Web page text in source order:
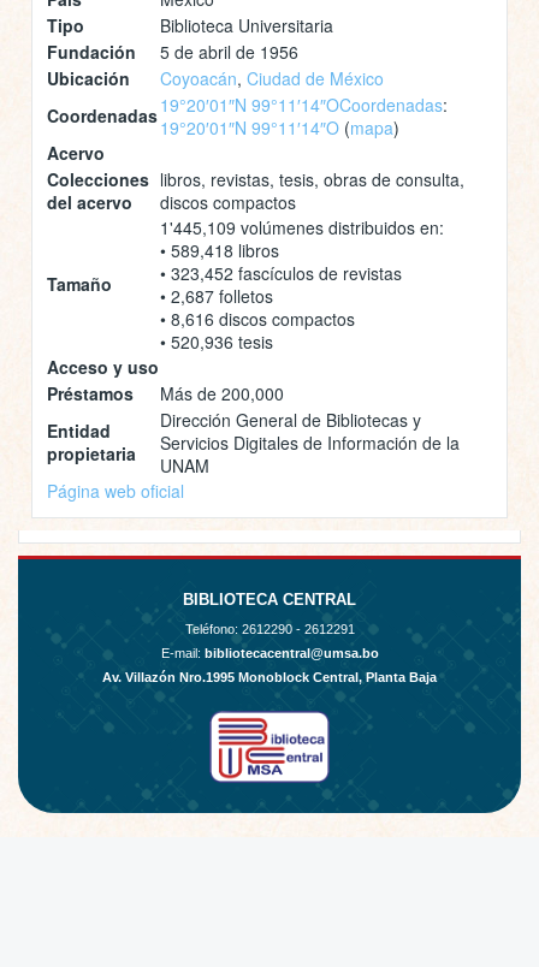
Tipo
Biblioteca Universitaria
Fundación
5 de abril de 1956
Ubicación
Coyoacán, Ciudad de México
Coordenadas19°20′01″N 99°11′14″OCoordenadas:
19°20′01″N 99°11′14″O (mapa)
Acervo
Colecciones
del acervo
libros, revistas, tesis, obras de consulta,
discos compactos
Tamaño
1'445,109 volúmenes distribuidos en:
• 589,418 libros
• 323,452 fascículos de revistas
• 2,687 folletos
• 8,616 discos compactos
• 520,936 tesis
Acceso y uso
Préstamos
Más de 200,000
Entidad
propietaria
Dirección General de Bibliotecas y
Servicios Digitales de Información de la
UNAM
Página web oficial
BIBLIOTECA CENTRAL
Teléfono: 2612290 - 2612291
E-mail: bibliotecacentral@umsa.bo
Av. Villazón Nro.1995 Monoblock Central, Planta Baja